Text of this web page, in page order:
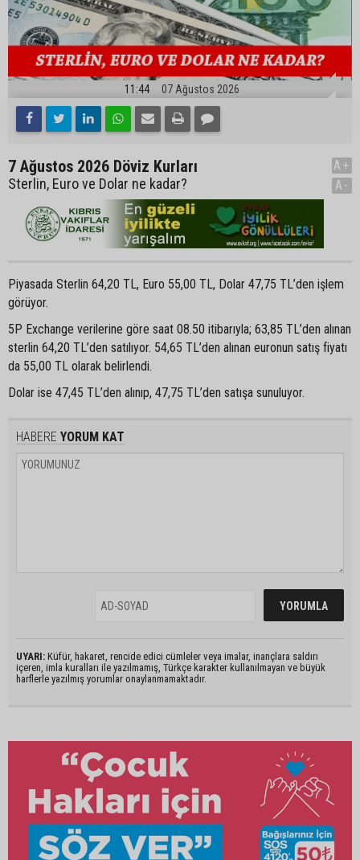
11:44 07 Ağustos 2026
7 Ağustos 2026 Döviz Kurları
Sterlin, Euro ve Dolar ne kadar?
A+
A-
Piyasada Sterlin 64,20 TL, Euro 55,00 TL, Dolar 47,75 TL’den işlem
görüyor.
5P Exchange verilerine göre saat 08.50 itibarıyla; 63,85 TL’den alınan
sterlin 64,20 TL’den satılıyor. 54,65 TL’den alınan euronun satış fiyatı
da 55,00 TL olarak belirlendi.
Dolar ise 47,45 TL’den alınıp, 47,75 TL’den satışa sunuluyor.
HABERE YORUM KAT
UYARI: Küfür, hakaret, rencide edici cümleler veya imalar, inançlara saldırı
içeren, imla kuralları ile yazılmamış, Türkçe karakter kullanılmayan ve büyük
harflerle yazılmış yorumlar onaylanmamaktadır.